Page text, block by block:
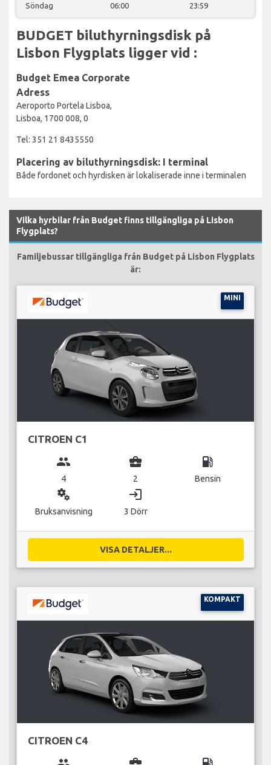
Söndag 06:00 23:59
BUDGET biluthyrningsdisk på
Lisbon Flygplats ligger vid :
Budget Emea Corporate
Adress
Aeroporto Portela Lisboa,
Lisboa, 1700 008, 0
Tel: 351 21 8435550
Placering av biluthyrningsdisk: I terminal
Både fordonet och hyrdisken är lokaliserade inne i terminalen
Vilka hyrbilar från Budget finns tillgängliga på Lisbon
Flygplats?
Familjebussar tillgängliga från Budget på Lisbon Flygplats
är:
MINI
CITROEN C1
group
4
business_center
2
local_gas_station
Bensin
miscellaneous_services
Bruksanvisning
login
3 Dörr
VISA DETALJER...
KOMPAKT
CITROEN C4